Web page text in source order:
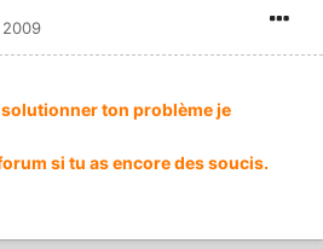
ton problème je
si tu as encore des soucis.